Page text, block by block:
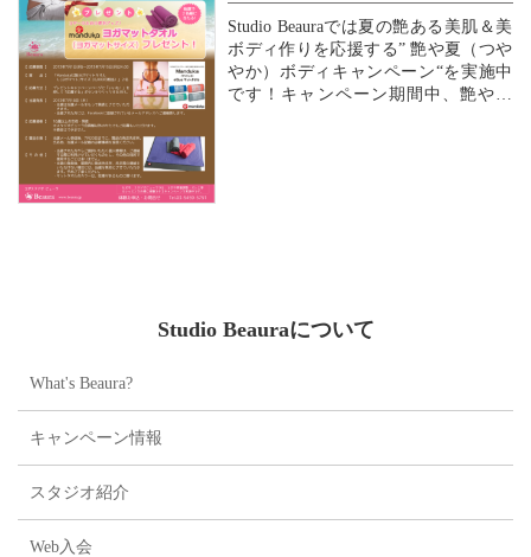
Studio Beauraでは夏の艶ある美肌＆美
ボディ作りを応援する” 艶や夏（つや
やか）ボディキャンペーン“を実施中
です！キャンペーン期間中、艶や夏
Studio Beauraについて
What's Beaura?
キャンペーン情報
スタジオ紹介
Web入会